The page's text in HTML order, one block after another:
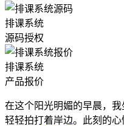
排课系统
源码授权
排课系统
产品报价
在这个阳光明媚的早晨，
轻轻拍打着岸边。此刻的